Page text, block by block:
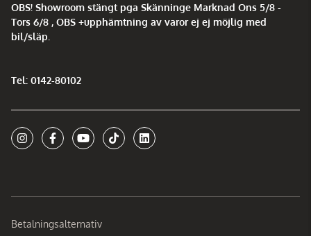
OBS! Showroom stängt pga Skänninge Marknad Ons 5/8 -
Tors 6/8 , OBS +upphämtning av varor ej ej möjlig med
bil/släp.
Tel: 0142-80102
Betalningsalternativ